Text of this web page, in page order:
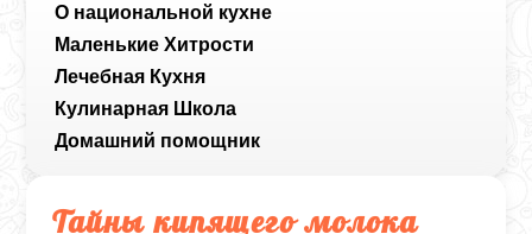
О национальной кухне
Маленькие Хитрости
Лечебная Кухня
Кулинарная Школа
Домашний помощник
Тайны кипящего молока